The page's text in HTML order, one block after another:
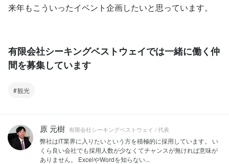
来年もこういったイベント企画したいと思っています。
有限会社シーキングベストウェイでは一緒に働く仲
間を募集しています
観光
原 元樹 有限会社シーキングベストウェイ / 代表
弊社はIT業界に入りたいという方を積極的に採用しています。 い
くら良い会社でも採用人数が少なくてチャンスが無ければ意味が
ありません。 ExcelやWordを知らない...